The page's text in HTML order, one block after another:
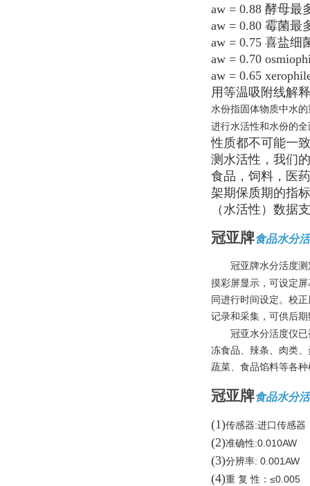
aw = 0.88 酵母最
aw = 0.80 霉菌最
aw = 0.75 喜盐细
aw = 0.70
aw = 0.65
用等温吸附线解
水份指固体物质中水
进行水活性和水份的
性质都不可能一
测水活性，我们
食品，饲料，医
架期保质期的指
（水活性）数据
冠亚牌食品水分
冠亚牌水分活度
摸彩屏显示，可设定
同进行时间设定。校
记录和采集，可供后
冠亚水分活度仪
冻食品、辣条、肉类
蔬菜、食品馅料等各
冠亚牌食品水分
(1)传感器:进口传感器
(2)准确性:0.010AW
(3)分辨率: 0.001AW
(4)重 复 性： ≤0.005